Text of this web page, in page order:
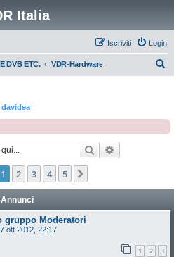
Italia
Login
Iscriviti
DVB ETC. VDR-Hardware
a
davidea
Cerca
1 2 3 4 5
Annunci
gruppo Moderatori
ott 2012, 22:17
1 2 3